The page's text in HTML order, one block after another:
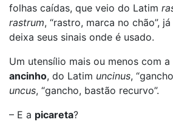
folhas caídas, que veio do Latim
rastrum, “rastro, marca no chão”,
deixa seus sinais onde é usado.
Um utensílio mais ou menos com
ancinho, do Latim uncinus,
uncus, “gancho, bastão recurvo”.
– E a picareta?